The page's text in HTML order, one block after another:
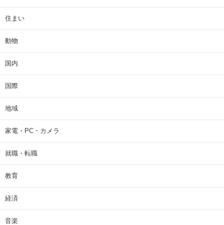
住まい
動物
国内
国際
地域
家電・PC・カメラ
就職・転職
教育
経済
音楽